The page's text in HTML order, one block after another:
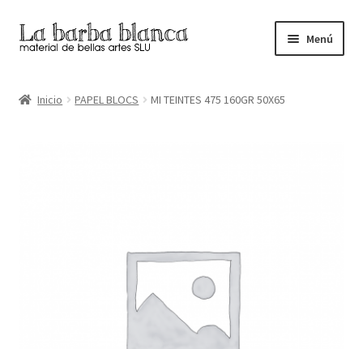
Ir
a
navegación
Ir
al
Menú
Inicio PAPEL BLOCS MI TEINTES 475 160GR 50X65